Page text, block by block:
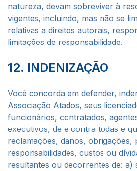
natureza, devam sobreviver à
vigentes, incluindo, mas não se
relativas a direitos autorais,
limitações de responsabilidade.
12. INDENIZAÇÃO
Você concorda em defender,
Associação Atados, seus
funcionários, contratados,
executivos, de e contra todas e
reclamações, danos, obrigações,
responsabilidades, custos ou
resultantes ou decorrentes de: a)